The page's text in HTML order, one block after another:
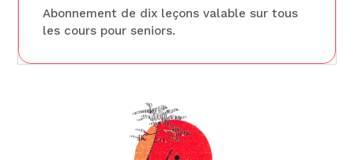
Abonnement de dix leçons valable sur tous
les cours pour seniors.